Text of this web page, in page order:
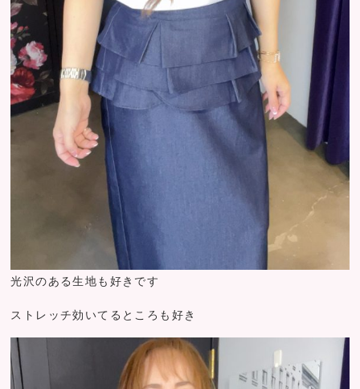
光沢のある生地も好きです
ストレッチ効いてるところも好き